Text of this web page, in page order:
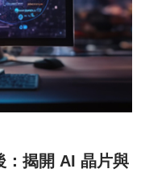
：揭開 AI 晶片與